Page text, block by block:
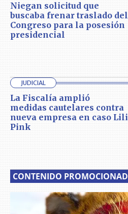
Niegan solicitud que
buscaba frenar traslado del
Congreso para la posesión
presidencial
JUDICIAL
La Fiscalía amplió
medidas cautelares contra
nueva empresa en caso Lili
Pink